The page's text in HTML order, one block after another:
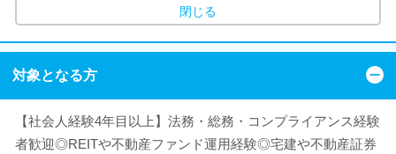
閉じる
対象となる方
【社会人経験4年目以上】法務・総務・コンプライアンス経験
者歓迎◎REITや不動産ファンド運用経験◎宅建や不動産証券